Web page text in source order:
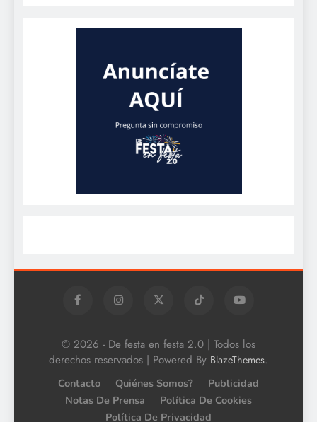
© 2026 - De festa en festa 2.0 | Todos los
derechos reservados | Powered By BlazeThemes.
Contacto Quiénes Somos?
Publicidad
Notas De Prensa
Política De Cookies
Política De Privacidad